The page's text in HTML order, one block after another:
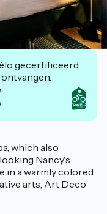
gecertificeerd
which also
Nancy's
in a warmly colored
arts, Art Deco